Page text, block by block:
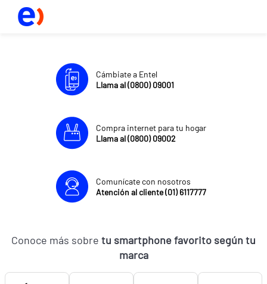
Cámbiate a Entel
Llama al (0800) 09001
Compra internet para tu hogar
Llama al (0800) 09002
Comunícate con nosotros
Atención al cliente (01) 6117777
Conoce más sobre tu smartphone favorito según tu
marca